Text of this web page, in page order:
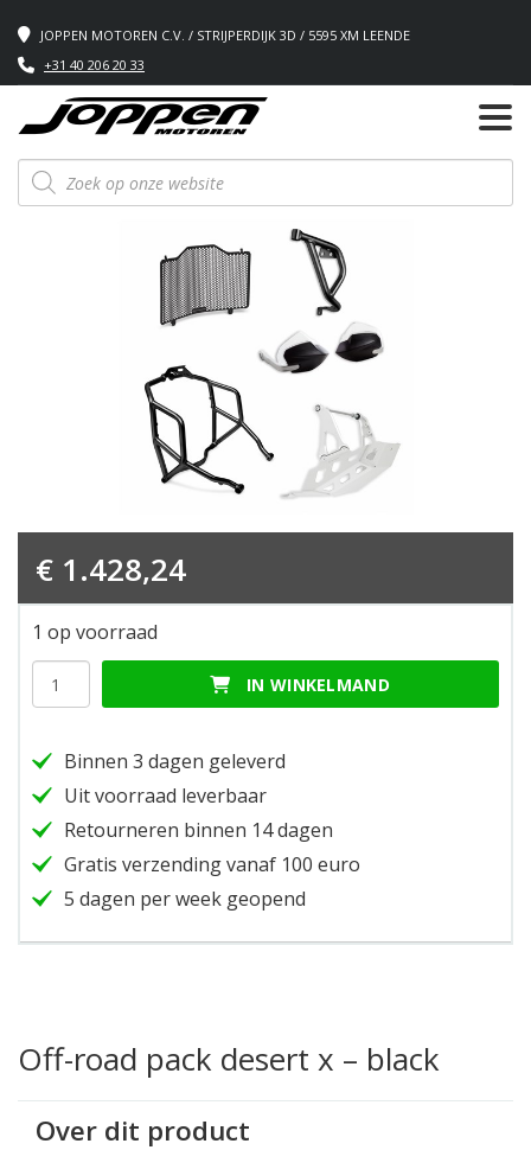
JOPPEN MOTOREN C.V. / STRIJPERDIJK 3D / 5595 XM LEENDE
+31 40 206 20 33
Producten
zoeken
Off-road pack desert x – black
Over dit product
€ 1.428,24
1 op voorraad
Off-
road
x
-
hoeveelheid
IN WINKELMAND
Binnen 3 dagen geleverd
Uit voorraad leverbaar
Retourneren binnen 14 dagen
Gratis verzending vanaf 100 euro
5 dagen per week geopend